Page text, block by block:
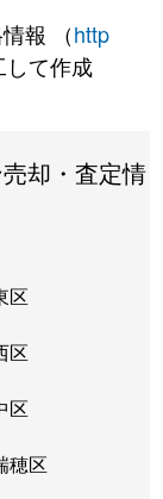
報 （http
て作成
却・査定情
区
区
区
穂区